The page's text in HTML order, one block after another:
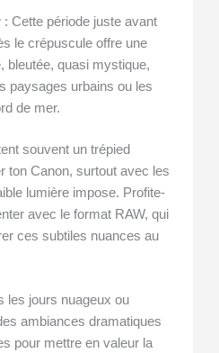
: Cette période juste avant
le crépuscule offre une
bleutée, quasi mystique,
paysages urbains ou les
de mer.
souvent un trépied
ton Canon, surtout avec les
lumière impose. Profite-
avec le format RAW, qui
ces subtiles nuances au
les jours nuageux ou
ambiances dramatiques
pour mettre en valeur la